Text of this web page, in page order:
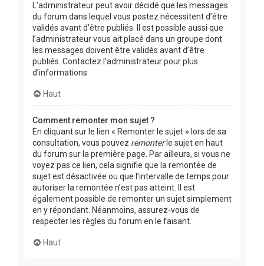
L’administrateur peut avoir décidé que les messages
du forum dans lequel vous postez nécessitent d’être
validés avant d’être publiés. Il est possible aussi que
l’administrateur vous ait placé dans un groupe dont
les messages doivent être validés avant d’être
publiés. Contactez l’administrateur pour plus
d’informations.
Haut
Comment remonter mon sujet ?
En cliquant sur le lien « Remonter le sujet » lors de sa
consultation, vous pouvez remonterle sujet en haut
du forum sur la première page. Par ailleurs, si vous ne
voyez pas ce lien, cela signifie que la remontée de
sujet est désactivée ou que l’intervalle de temps pour
autoriser la remontée n’est pas atteint. Il est
également possible de remonter un sujet simplement
en y répondant. Néanmoins, assurez-vous de
respecter les règles du forum en le faisant.
Haut